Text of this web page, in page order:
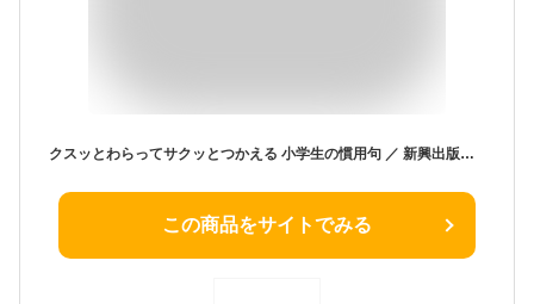
クスッとわらってサクッとつかえる 小学生の慣用句 ／ 新興出版社啓林館
この商品をサイトでみる